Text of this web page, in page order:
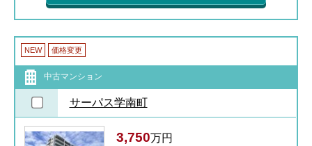
NEW 価格変更
中古マンション
サーパス学南町
3,750万円